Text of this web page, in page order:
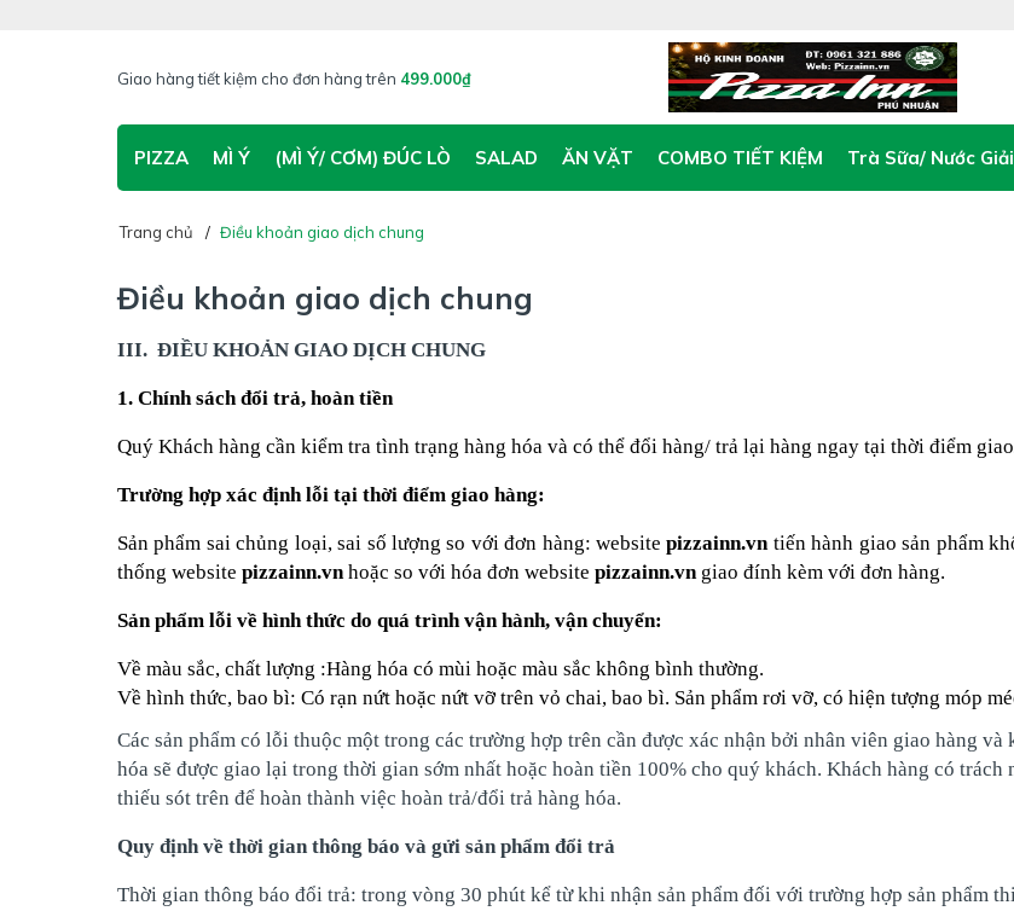
Giao hàng tiết kiệm cho đơn hàng trên 499.000₫
PIZZA MÌ Ý (MÌ Ý/ CƠM) ĐÚC LÒ SALAD ĂN VẶT COMBO TIẾT KIỆM Trà Sữa/ Nước
Trang chủ Điều khoản giao dịch chung
Điều khoản giao dịch chung
III. ĐIỀU KHOẢN GIAO DỊCH CHUNG
1. Chính sách đổi trả, hoàn tiền
Quý Khách hàng cần kiểm tra tình trạng hàng hóa và có thể đổi hàng/ trả lại hàng ngay tại thời điểm
Trường hợp xác định lỗi tại thời điểm giao hàng:
Sản phẩm sai chủng loại, sai số lượng so với đơn hàng: websitepizzainn.vntiến hành giao sản phẩm
thống website pizzainn.vnhoặc so với hóa đơn website pizzainn.vngiao đính kèm với đơn hàng.
Sản phẩm lỗi về hình thức do quá trình vận hành, vận chuyển:
Về màu sắc, chất lượng :Hàng hóa có mùi hoặc màu sắc không bình thường.
Về hình thức, bao bì: Có rạn nứt hoặc nứt vỡ trên vỏ chai, bao bì. Sản phẩm rơi vỡ, có hiện tượng móp
Các sản phẩm có lỗi thuộc một trong các trường hợp trên cần được xác nhận bởi nhân viên giao hàng
hóa sẽ được giao lại trong thời gian sớm nhất hoặc hoàn tiền 100% cho quý khách. Khách hàng có
thiếu sót trên để hoàn thành việc hoàn trả/đổi trả hàng hóa.
Quy định về thời gian thông báo và gửi sản phẩm đổi trả
Thời gian thông báo đổi trả: trong vòng 30 phút kể từ khi nhận sản phẩm đối với trường hợp sản phẩm